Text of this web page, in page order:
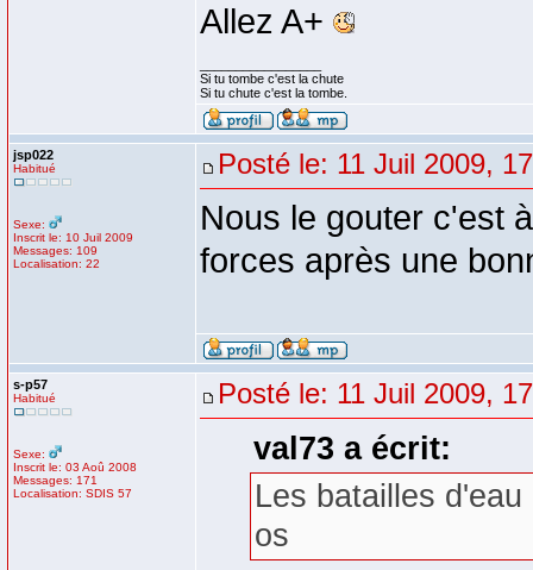
Allez A+
Si tu tombe c'est la chute
Si tu chute c'est la tombe.
jsp022
Habitué
Sexe:
Inscrit le: 10 Juil 2009
Messages: 109
Localisation: 22
Posté le: 11 Juil 2009,
Nous le gouter c'est
forces après une
s-p57
Habitué
Sexe:
Inscrit le: 03 Aoû 2008
Messages: 171
Localisation: SDIS 57
Posté le: 11 Juil 2009,
val73 a écrit:
Les batailles
os